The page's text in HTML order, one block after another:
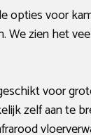
opties voor
We zien het
voor
zelf aan te